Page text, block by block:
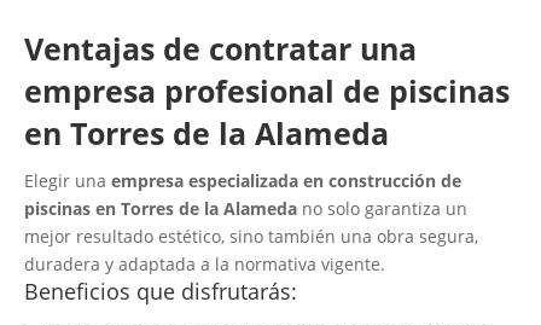
Ventajas de contratar una
empresa profesional de piscinas
en Torres de la Alameda
Elegir una empresa especializada en construcción de
piscinas en Torres de la Alameda no solo garantiza un
mejor resultado estético, sino también una obra segura,
duradera y adaptada a la normativa vigente.
Beneficios que disfrutarás: